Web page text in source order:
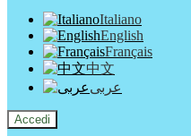
Italiano
English
Français
中文
عربى
Accedi